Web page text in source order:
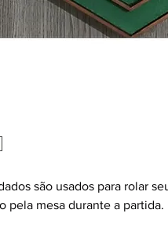
são usados para rolar
pela mesa durante a partida.